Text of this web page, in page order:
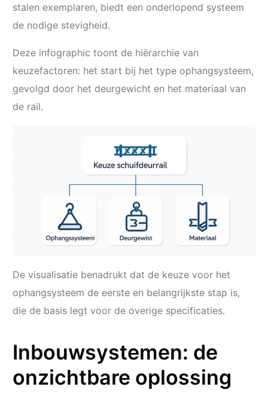
stalen exemplaren, biedt een onderlopend systeem
de nodige stevigheid.
Deze infographic toont de hiërarchie van
keuzefactoren: het start bij het type ophangsysteem,
gevolgd door het deurgewicht en het materiaal van
de rail.
De visualisatie benadrukt dat de keuze voor het
ophangsysteem de eerste en belangrijkste stap is,
die de basis legt voor de overige specificaties.
Inbouwsystemen: de
onzichtbare oplossing